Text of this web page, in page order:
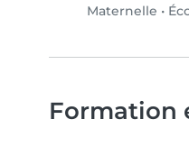
Maternelle •
Formation